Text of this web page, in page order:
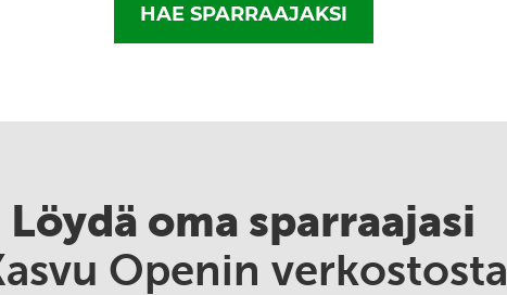
HAE SPARRAAJAKSI
Löydä oma sparraajasi
Openin verkostosta